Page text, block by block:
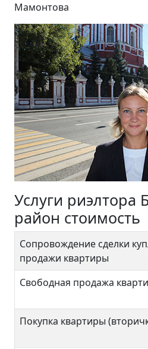
Мамонтова
Услуги риэлтора
район стоимость
Сопровождение сделки
продажи квартиры
Свободная продажа
Покупка квартиры